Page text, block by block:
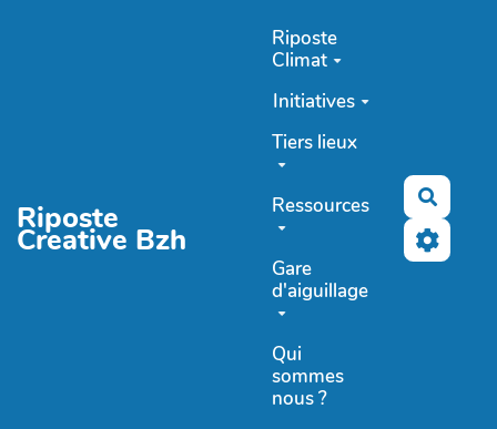
Riposte
Creative Bzh
Riposte
Climat
Initiatives
Tiers lieux
Ressources
Gare
d'aiguillage
Qui
sommes
nous ?